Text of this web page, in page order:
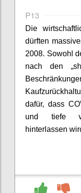
P13
Die
dürften
2008. Sowohl
nach den „
dafür, dass
und tiefe
hinterlassen